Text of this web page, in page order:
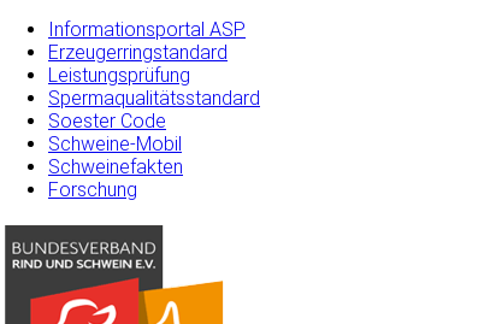
Informationsportal ASP
Erzeugerringstandard
Leistungsprüfung
Spermaqualitätsstandard
Soester Code
Schweine-Mobil
Schweinefakten
Forschung